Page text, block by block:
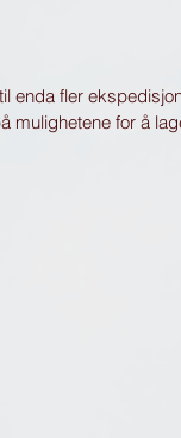
enda fler
mulighetene for å